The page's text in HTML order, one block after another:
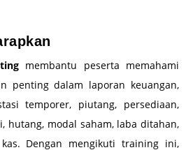
membantu peserta memahami
penting dalam laporan keuangan,
temporer, piutang, persediaan,
hutang, modal saham, laba ditahan,
Dengan mengikuti training ini,